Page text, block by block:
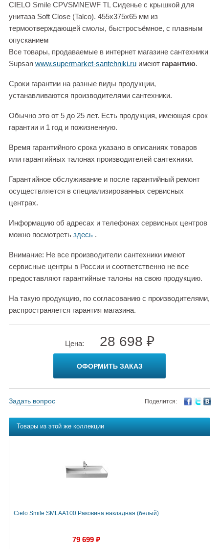
CIELO Smile CPVSMNEWF TL Сиденье с крышкой для
унитаза Soft Close (Talco). 455х375х65 мм из
термоотверждающей смолы, быстросъёмное, с плавным
опусканием
Все товары, продаваемые в интернет магазине сантехники
Supsan www.supermarket-santehniki.ru имеют гарантию.
Сроки гарантии на разные виды продукции,
устанавливаются производителями сантехники.
Обычно это от 5 до 25 лет. Есть продукция, имеющая срок
гарантии и 1 год и пожизненную.
Время гарантийного срока указано в описаниях товаров
или гарантийных талонах производителей сантехники.
Гарантийное обслуживание и после гарантийный ремонт
осуществляется в специализированных сервисных
центрах.
Информацию об адресах и телефонах сервисных центров
можно посмотреть здесь .
Внимание: Не все производители сантехники имеют
сервисные центры в России и соответственно не все
предоставляют гарантийные талоны на свою продукцию.
На такую продукцию, по согласованию с производителями,
распространяется гарантия магазина.
Цена: 28 698 ₽
ОФОРМИТЬ ЗАКАЗ
Задать вопрос Поделится:
Товары из этой же коллекции
Cielo Smile SMLAA100 Раковина накладная (белый)
79 699 ₽